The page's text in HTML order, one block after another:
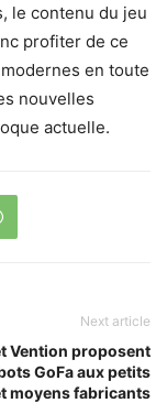
le contenu du jeu
profiter de ce
en toute
nouvelles
actuelle.
Next article
Vention proposent
GoFa aux petits
moyens fabricants